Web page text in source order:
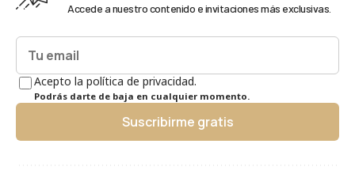
Accede a nuestro contenido e invitaciones más exclusivas.
Acepto la política de privacidad.
Podrás darte de baja en cualquier momento.
Suscribirme gratis